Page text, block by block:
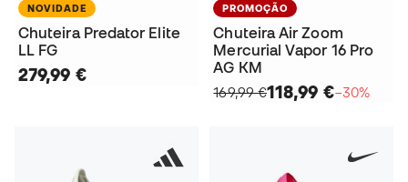
NOVIDADE
Chuteira Predator Elite
LL FG
279,99 €
PROMOÇÃO
Chuteira Air Zoom
Mercurial Vapor 16 Pro
AG KM
169,99 €118,99 €−30%